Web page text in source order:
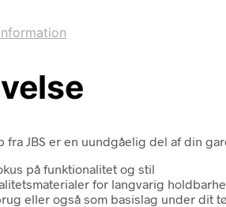
fra JBS er en uundgåelig del af din
på funktionalitet og stil
for langvarig
eller også som basislag under dit